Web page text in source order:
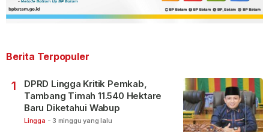
Berita Terpopuler
1
DPRD Lingga Kritik Pemkab,
Tambang Timah 11.540 Hektare
Baru Diketahui Wabup
Lingga - 3 minggu yang lalu